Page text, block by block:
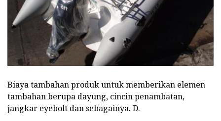
Biaya tambahan produk untuk memberikan elemen
tambahan berupa dayung, cincin penambatan,
jangkar eyebolt dan sebagainya. D.